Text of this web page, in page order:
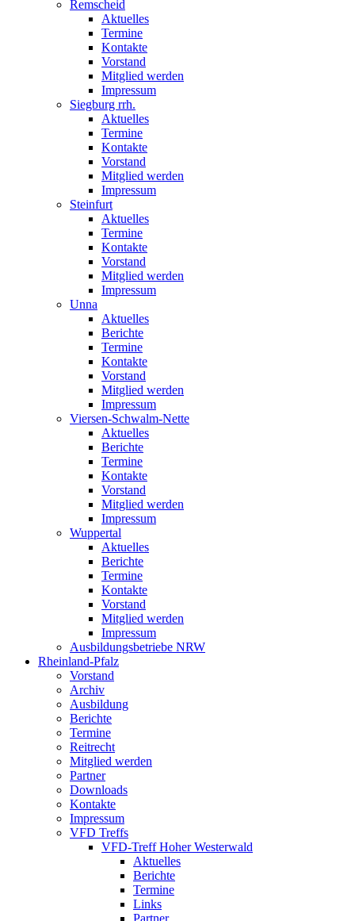
Remscheid
Aktuelles
Termine
Kontakte
Vorstand
Mitglied werden
Impressum
Siegburg rrh.
Aktuelles
Termine
Kontakte
Vorstand
Mitglied werden
Impressum
Steinfurt
Aktuelles
Termine
Kontakte
Vorstand
Mitglied werden
Impressum
Unna
Aktuelles
Berichte
Termine
Kontakte
Vorstand
Mitglied werden
Impressum
Viersen-Schwalm-Nette
Aktuelles
Berichte
Termine
Kontakte
Vorstand
Mitglied werden
Impressum
Wuppertal
Aktuelles
Berichte
Termine
Kontakte
Vorstand
Mitglied werden
Impressum
Ausbildungsbetriebe NRW
Rheinland-Pfalz
Vorstand
Archiv
Ausbildung
Berichte
Termine
Reitrecht
Mitglied werden
Partner
Downloads
Kontakte
Impressum
VFD Treffs
VFD-Treff Hoher Westerwald
Aktuelles
Berichte
Termine
Links
Partner